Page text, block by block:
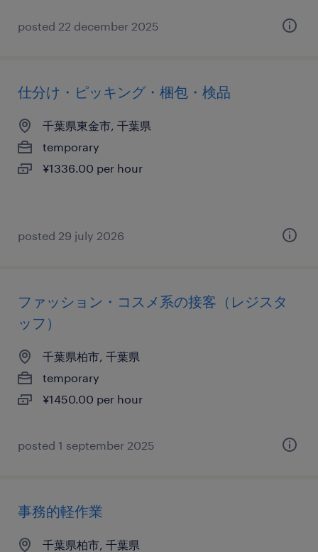
posted 22 december 2025
仕分け・ピッキング・梱包・検品
千葉県東金市, 千葉県
temporary
¥1336.00 per hour
posted 29 july 2026
ファッション・コスメ系の接客（レジスタ
ッフ）
千葉県柏市, 千葉県
temporary
¥1450.00 per hour
posted 1 september 2025
事務的軽作業
千葉県柏市, 千葉県